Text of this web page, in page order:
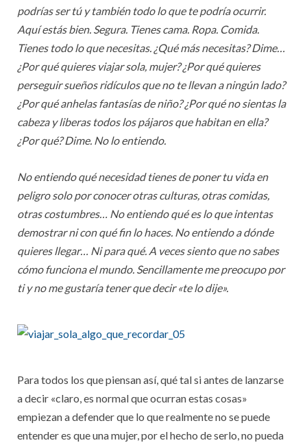
podrías ser tú y también todo lo que te podría ocurrir.
Aquí estás bien. Segura. Tienes cama. Ropa. Comida.
Tienes todo lo que necesitas. ¿Qué más necesitas? Dime…
¿Por qué quieres viajar sola, mujer? ¿Por qué quieres
perseguir sueños ridículos que no te llevan a ningún lado?
¿Por qué anhelas fantasías de niño? ¿Por qué no sientas la
cabeza y liberas todos los pájaros que habitan en ella?
¿Por qué? Dime. No lo entiendo.
No entiendo qué necesidad tienes de poner tu vida en
peligro solo por conocer otras culturas, otras comidas,
otras costumbres… No entiendo qué es lo que intentas
demostrar ni con qué fin lo haces. No entiendo a dónde
quieres llegar… Ni para qué. A veces siento que no sabes
cómo funciona el mundo. Sencillamente me preocupo por
ti y no me gustaría tener que decir «te lo dije».
Para todos los que piensan así, qué tal si antes de lanzarse
a decir «claro, es normal que ocurran estas cosas»
empiezan a defender que lo que realmente no se puede
entender es que una mujer, por el hecho de serlo, no pueda